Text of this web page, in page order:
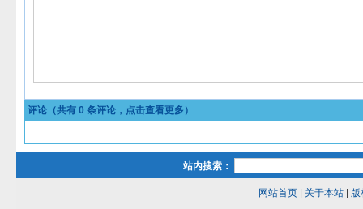
评论（共有 0 条评论，点击查看更多）
站内搜索：
网站首页| 关于本站| 版